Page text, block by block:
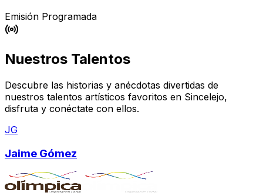
Emisión Programada
Nuestros Talentos
Descubre las historias y anécdotas divertidas de
nuestros talentos artísticos favoritos en Sincelejo,
disfruta y conéctate con ellos.
JG
Jaime Gómez